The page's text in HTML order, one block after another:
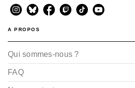
Eve E
09/11/2011
A PROPOS
Qui sommes-nous ?
FAQ